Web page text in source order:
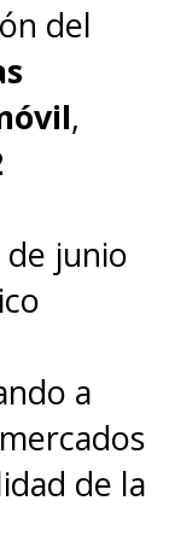
del
,
de junio
a
de la